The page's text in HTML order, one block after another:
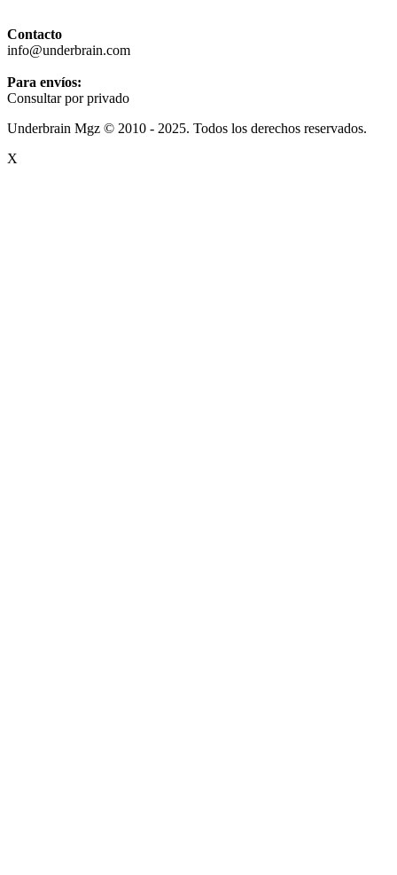
Contacto
info@underbrain.com
Para envíos:
Consultar por privado
Underbrain Mgz © 2010 - 2025. Todos los derechos reservados.
X